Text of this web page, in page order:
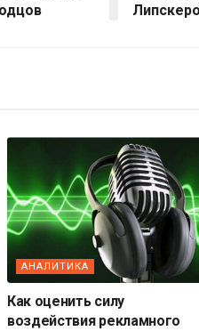
АНАЛИТИКА
Как оценить силу
воздействия рекламного